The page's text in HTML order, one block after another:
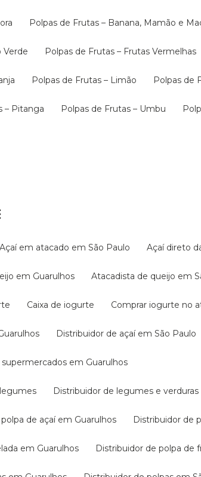
Polpas de Frutas – Banana, Mamão e
Verde Polpas de Frutas – Frutas Vermelhas
Polpas de Frutas – Limão Polpas de
– Pitanga Polpas de Frutas – Umbu
Açaí em atacado em São Paulo Açaí direto
em Guarulhos Atacadista de queijo em
Caixa de iogurte Comprar iogurte no
Distribuidor de açaí em São Paulo
supermercados em Guarulhos
legumes Distribuidor de legumes e
polpa de açaí em Guarulhos Distribuidor de
em Guarulhos Distribuidor de polpa